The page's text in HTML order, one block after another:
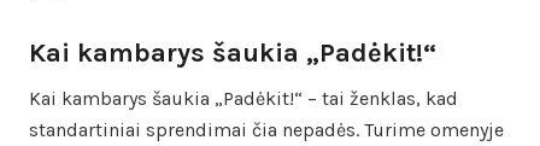
Kai kambarys šaukia „Padėkit!“
Kai kambarys šaukia „Padėkit!“ – tai ženklas, kad
standartiniai sprendimai čia nepadės. Turime omenyje